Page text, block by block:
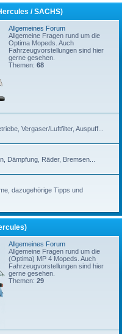
/ SACHS)
Allgemeines Forum
Allgemeine Fragen rund um die
Optima Mopeds. Auch
Fahrzeugvorstellungen sind hier
gerne gesehen.
Themen: 68
Vergaser/Luftfilter, Auspuff...
Dämpfung, Räder, Bremsen...
dazugehörige Tipps und
Allgemeines Forum
Allgemeine Fragen rund um die
(Optima) MP 4 Mopeds. Auch
Fahrzeugvorstellungen sind hier
gerne gesehen.
Themen: 29